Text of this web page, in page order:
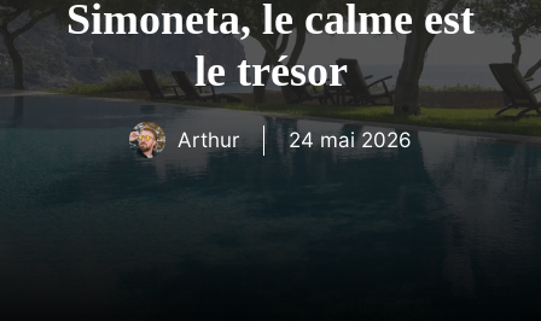
Simoneta, le calme est
le trésor
Arthur 24 mai 2026